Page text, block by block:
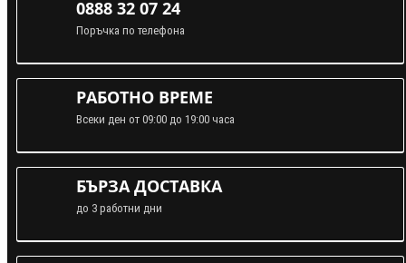
0888 32 07 24
Поръчка по телефона
РАБОТНО ВРЕМЕ
Всеки ден от 09:00 до 19:00 часа
БЪРЗА ДОСТАВКА
до 3 работни дни